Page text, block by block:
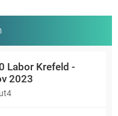
Labor Krefeld -
2023